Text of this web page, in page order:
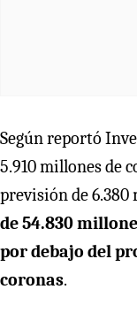
Según reportó
5.910 millones de
previsión de 6.380
de 54.830
por debajo del
coronas.